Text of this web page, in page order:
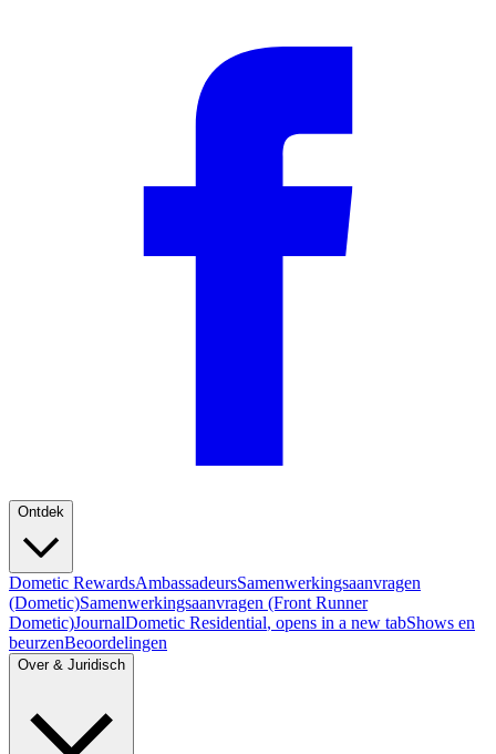
Ontdek
Dometic RewardsAmbassadeursSamenwerkingsaanvragen
(Dometic)Samenwerkingsaanvragen (Front Runner
Dometic)JournalDometic Residential, opens in a new tabShows en
beurzenBeoordelingen
Over & Juridisch